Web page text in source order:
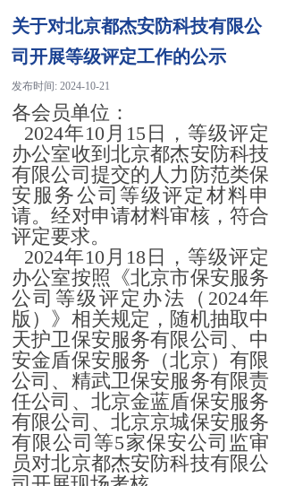
关于对北京都杰安防科技有限公
司开展等级评定工作的公示
发布时间: 2024-10-21
各会员单位：
2024年10月15日，等级评定
办公室收到北京都杰安防科技
有限公司提交的人力防范类保
安服务公司等级评定材料申
请。经对申请材料审核，符合
评定要求。
2024年10月18日，等级评定
办公室按照《北京市保安服务
公司等级评定办法（2024年
版）》相关规定，随机抽取中
天护卫保安服务有限公司、中
安金盾保安服务（北京）有限
公司、精武卫保安服务有限责
任公司、北京金蓝盾保安服务
有限公司、北京京城保安服务
有限公司等5家保安公司监审
员对北京都杰安防科技有限公